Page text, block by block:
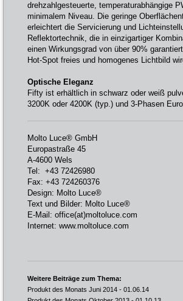
drehzahlgesteuerte, temperaturabhängige
minimalem Niveau. Die geringe
erleichtert die Servicierung und
Reflektortechnik, die in einzigartiger
einen Wirkungsgrad von über 90%
Hot-Spot freies und homogenes Lichtbild
Optische Eleganz
Fifty ist erhältlich in schwarz oder weiß
3200K oder 4200K (typ.) und 3-Phasen
Molto Luce® GmbH
Europastraße 45
A-4600 Wels
Tel: +43 72426980
Fax: +43 724260376
Design: Molto Luce®
Text und Bilder: Molto Luce®
E-Mail: office(at)moltoluce.com
Internet: www.moltoluce.com
Weitere Beiträge zum Thema:
Produkt des Monats Juni 2014 - 01.06.14